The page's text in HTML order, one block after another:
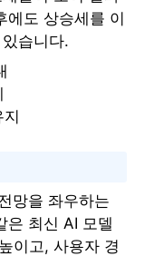
에도 상승세를 이
습니다.
망을 좌우하는
은 최신 AI 모델
이고, 사용자 경